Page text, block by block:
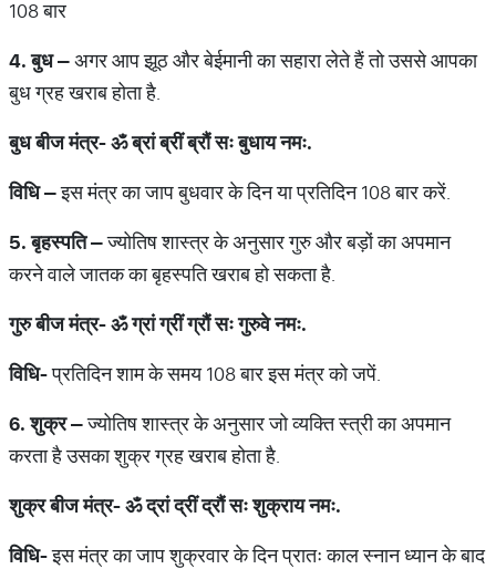
108 बार
4.बुध–अगर आप झूठ और बेईमानी का सहारा लेते हैं तो उससे आपका
बुध ग्रह खराब होता है.
बुधबीजमंत्र-ॐब्रांब्रींब्रौंसःबुधायनमः.
विधि–इस मंत्र का जाप बुधवार के दिन या प्रतिदिन 108 बार करें.
5.बृहस्पति–ज्योतिष शास्त्र के अनुसार गुरु और बड़ों का अपमान
करने वाले जातक का बृहस्पति खराब हो सकता है.
गुरुबीजमंत्र-ॐग्रांग्रींग्रौंसःगुरुवेनमः.
विधि-प्रतिदिन शाम के समय 108 बार इस मंत्र को जपें.
6.शुक्र–ज्योतिष शास्त्र के अनुसार जो व्यक्ति स्त्री का अपमान
करता है उसका शुक्र ग्रह खराब होता है.
शुक्रबीजमंत्र-ॐद्रांद्रींद्रौंसःशुक्रायनमः.
विधि-इस मंत्र का जाप शुक्रवार के दिन प्रातः काल स्नान ध्यान के बाद